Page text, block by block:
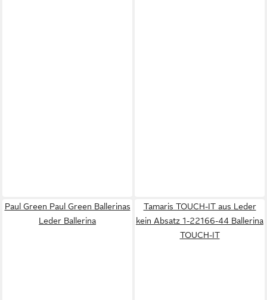
Paul Green Paul Green Ballerinas
Leder Ballerina
Tamaris TOUCH-IT aus Leder
kein Absatz 1-22166-44 Ballerina
TOUCH-IT